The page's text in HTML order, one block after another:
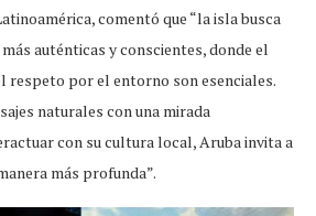
comentó que “la isla busca
auténticas y conscientes, donde el
respeto por el entorno son esenciales.
naturales con una mirada
con su cultura local, Aruba invita a
más profunda”.